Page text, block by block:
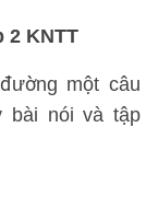
2 KNTT
một câu
bài nói và tập